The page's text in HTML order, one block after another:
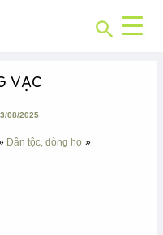
Search
VẠC
08/2025
Dân tộc, dòng họ